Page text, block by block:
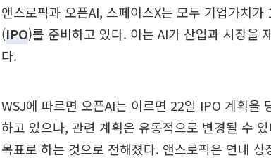
앤스로픽과 오픈AI, 스페이스X는 모두 기업가치
(IPO)를 준비하고 있다. 이는 AI가 산업과 시장을
다.
WSJ에 따르면 오픈AI는 이르면 22일 IPO 계획을
하고 있으나, 관련 계획은 유동적으로 변경될 수
목표로 하는 것으로 전해졌다. 앤스로픽은 연내 상